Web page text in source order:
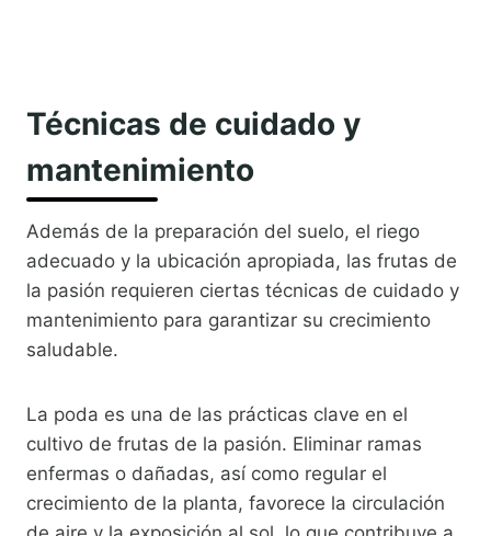
Técnicas de cuidado y
mantenimiento
Además de la preparación del suelo, el riego
adecuado y la ubicación apropiada, las frutas de
la pasión requieren ciertas técnicas de cuidado y
mantenimiento para garantizar su crecimiento
saludable.
La poda es una de las prácticas clave en el
cultivo de frutas de la pasión. Eliminar ramas
enfermas o dañadas, así como regular el
crecimiento de la planta, favorece la circulación